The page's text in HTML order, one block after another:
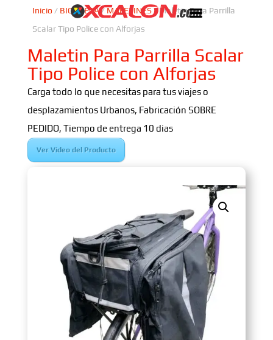
Inicio / BICICLETA/MALETINES/ Maletin Para Parrilla
Scalar Tipo Police con Alforjas
Maletin Para Parrilla Scalar
Tipo Police con Alforjas
Carga todo lo que necesitas para tus viajes o
desplazamientos Urbanos, Fabricación SOBRE
PEDIDO, Tiempo de entrega 10 dias
Ver Video del Producto